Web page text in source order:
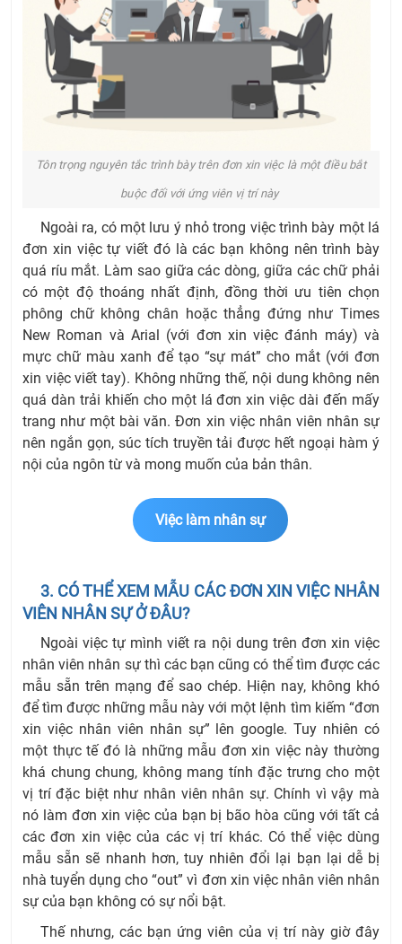
Tôn trọng nguyên tắc trình bày trên đơn xin việc là một điều bắt
buộc đối với ứng viên vị trí này
Ngoài ra, có một lưu ý nhỏ trong việc trình bày một lá
đơn xin việc tự viết đó là các bạn không nên trình bày
quá ríu mắt. Làm sao giữa các dòng, giữa các chữ phải
có một độ thoáng nhất định, đồng thời ưu tiên chọn
phông chữ không chân hoặc thẳng đứng như Times
New Roman và Arial (với đơn xin việc đánh máy) và
mực chữ màu xanh để tạo “sự mát” cho mắt (với đơn
xin việc viết tay). Không những thế, nội dung không nên
quá dàn trải khiến cho một lá đơn xin việc dài đến mấy
trang như một bài văn. Đơn xin việc nhân viên nhân sự
nên ngắn gọn, súc tích truyền tải được hết ngoại hàm ý
nội của ngôn từ và mong muốn của bản thân.
Việc làm nhân sự
3. CÓ THỂ XEM MẪU CÁC ĐƠN XIN VIỆC NHÂN
VIÊN NHÂN SỰ Ở ĐÂU?
Ngoài việc tự mình viết ra nội dung trên đơn xin việc
nhân viên nhân sự thì các bạn cũng có thể tìm được các
mẫu sẵn trên mạng để sao chép. Hiện nay, không khó
để tìm được những mẫu này với một lệnh tìm kiếm “đơn
xin việc nhân viên nhân sự” lên google. Tuy nhiên có
một thực tế đó là những mẫu đơn xin việc này thường
khá chung chung, không mang tính đặc trưng cho một
vị trí đặc biệt như nhân viên nhân sự. Chính vì vậy mà
nó làm đơn xin việc của bạn bị bão hòa cũng với tất cả
các đơn xin việc của các vị trí khác. Có thể việc dùng
mẫu sẵn sẽ nhanh hơn, tuy nhiên đổi lại bạn lại dễ bị
nhà tuyển dụng cho “out” vì đơn xin việc nhân viên nhân
sự của bạn không có sự nổi bật.
Thế nhưng, các bạn ứng viên của vị trí này giờ đây